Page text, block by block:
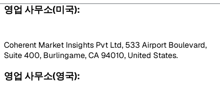
영업 사무소(미국):
Coherent Market Insights Pvt Ltd, 533 Airport Boulevard,
Suite 400, Burlingame, CA 94010, United States.
영업 사무소(영국):